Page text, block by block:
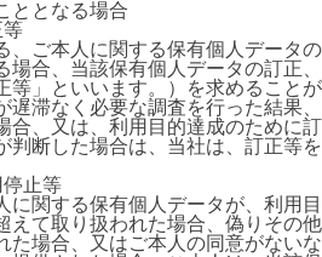
となる場合
、ご本人に関する保有個人データの
合、当該保有個人データの訂正、
等」といいます。）を求めることが
滞なく必要な調査を行った結果、
合、又は、利用目的達成のために訂
判断した場合は、当社は、訂正等を
止等
関する保有個人データが、利用目
えて取り扱われた場合、偽りその他
た場合、又はご本人の同意がないな